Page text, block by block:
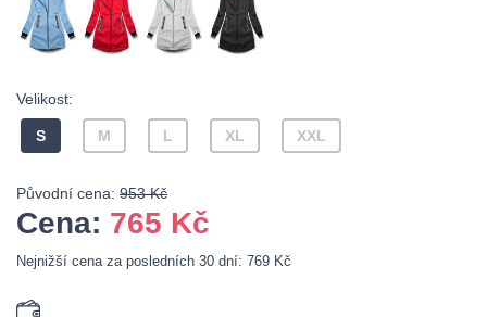
Velikost:
S M L XL XXL
Původní cena: 953 Kč
Cena: 765 Kč
Nejnižší cena za posledních 30 dní: 769 Kč